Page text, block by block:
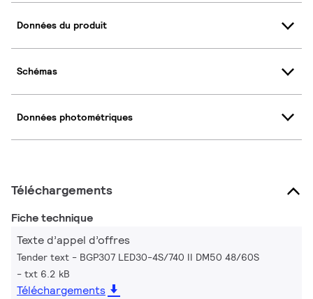
Données du produit
Schémas
Données photométriques
Téléchargements
Fiche technique
Texte d’appel d’offres
Tender text - BGP307 LED30-4S/740 II DM50 48/60S
txt 6.2 kB
Téléchargements